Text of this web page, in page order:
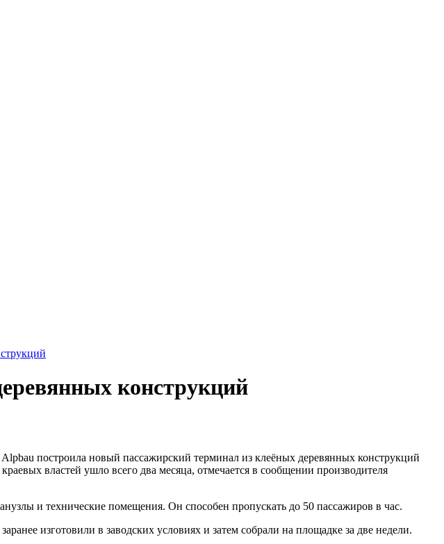
конструкций
построила новый пассажирский терминал из клеёных деревянных конструкций
властей ушло всего два месяца, отмечается в сообщении производителя
и технические помещения. Он способен пропускать до 50 пассажиров в час.
изготовили в заводских условиях и затем собрали на площадке за две недели.